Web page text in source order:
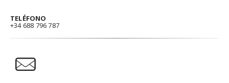
TELÉFONO
+34 688 796 787